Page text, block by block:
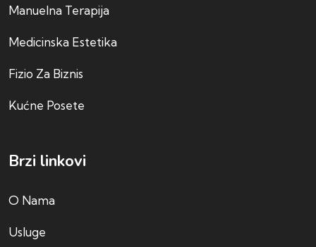
Manuelna Terapija
Medicinska Estetika
Fizio Za Biznis
Kućne Posete
Brzi linkovi
O Nama
Usluge